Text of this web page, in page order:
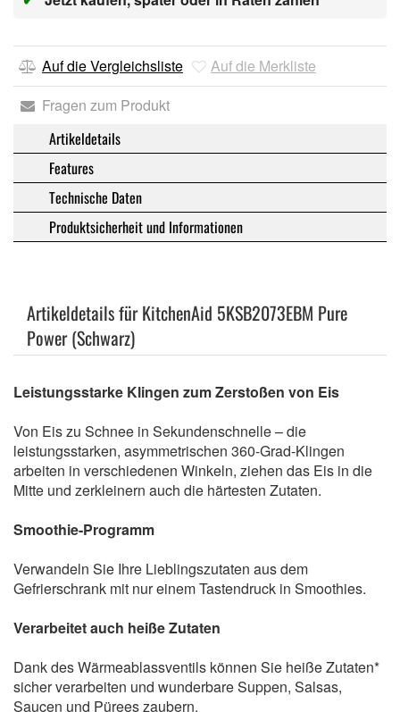
Auf die Vergleichsliste
Auf die Merkliste
Fragen zum Produkt
Artikeldetails
Features
Technische Daten
Produktsicherheit und Informationen
Artikeldetails für KitchenAid 5KSB2073EBM Pure
Power (Schwarz)
Leistungsstarke Klingen zum Zerstoßen von Eis
Von Eis zu Schnee in Sekundenschnelle – die
leistungsstarken, asymmetrischen 360-Grad-Klingen
arbeiten in verschiedenen Winkeln, ziehen das Eis in die
Mitte und zerkleinern auch die härtesten Zutaten.
Smoothie-Programm
Verwandeln Sie Ihre Lieblingszutaten aus dem
Gefrierschrank mit nur einem Tastendruck in Smoothies.
Verarbeitet auch heiße Zutaten
Dank des Wärmeablassventils können Sie heiße Zutaten*
sicher verarbeiten und wunderbare Suppen, Salsas,
Saucen und Pürees zaubern.